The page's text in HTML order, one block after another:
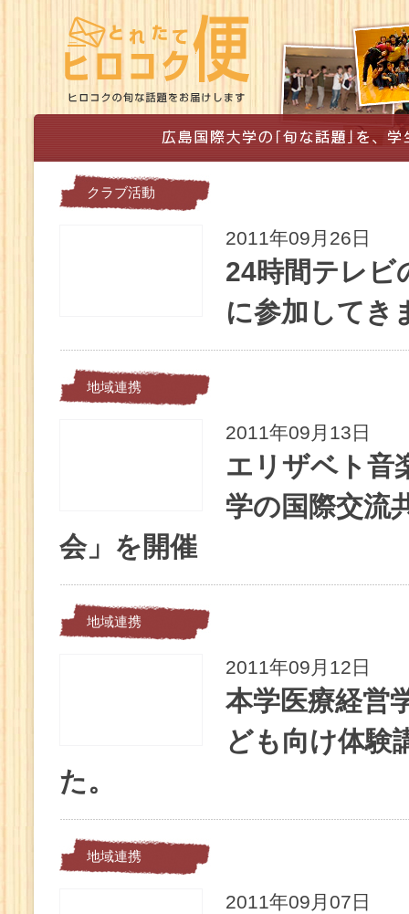
クラブ活動
2011年09月26日
24時間テレビ
に参加してき
地域連携
2011年09月13日
エリザベト音
学の国際交流
会」を開催
地域連携
2011年09月12日
本学医療経営
ども向け体験
た。
地域連携
2011年09月07日